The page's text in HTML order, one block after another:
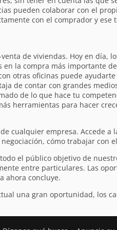
pueden colaborar con el
con el comprador y ese
de viviendas. Hoy en día,
la compra más importante
otras oficinas puede
de contar con grandes
de lo que hace tu
herramientas para hacer
cualquier empresa. Accede a
cómo trabajar con
el público objetivo de
entre particulares. Las
ahora concluye.
una gran oportunidad, los